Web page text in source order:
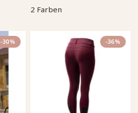
2 Farben
-30% -36%